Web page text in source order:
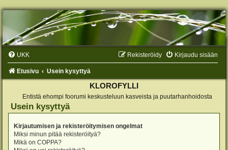
UKK Kirjaudu sisään
Rekisteröidy
Etusivu Usein kysyttyä
KLOROFYLLI
Entistä ehompi foorumi keskusteluun kasveista ja puutarhanhoidosta
Usein kysyttyä
Kirjautumisen ja rekisteröitymisen ongelmat
Miksi minun pitää rekisteröityä?
Mikä on COPPA?